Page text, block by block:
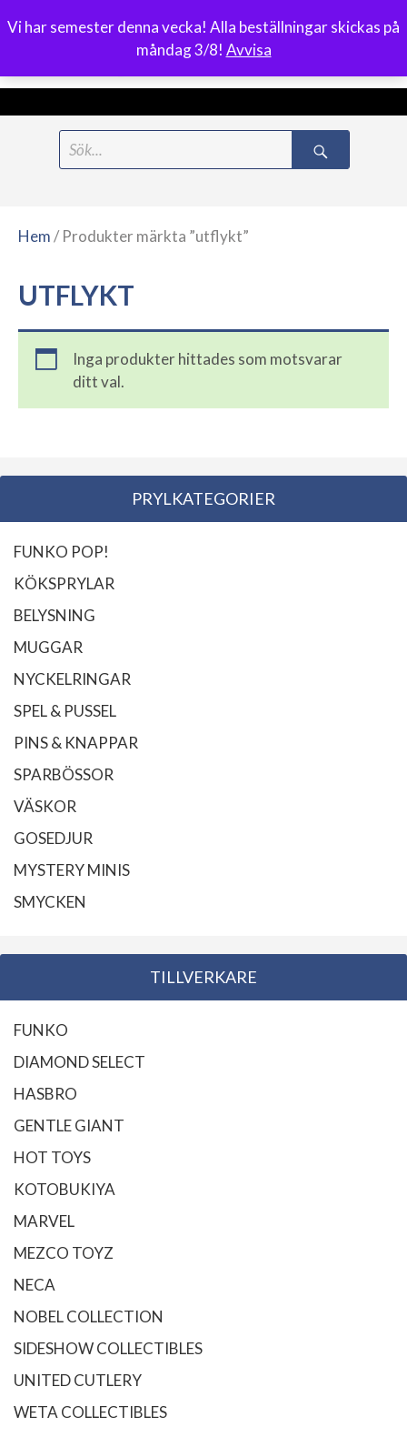
Vi har semester denna vecka! Alla beställningar skickas på
måndag 3/8! Avvisa
0
Meny
Hem/ Produkter märkta ”utflykt”
UTFLYKT
Inga produkter hittades som motsvarar
ditt val.
PRYLKATEGORIER
FUNKO POP!
KÖKSPRYLAR
BELYSNING
MUGGAR
NYCKELRINGAR
SPEL & PUSSEL
PINS & KNAPPAR
SPARBÖSSOR
VÄSKOR
GOSEDJUR
MYSTERY MINIS
SMYCKEN
TILLVERKARE
FUNKO
DIAMOND SELECT
HASBRO
GENTLE GIANT
HOT TOYS
KOTOBUKIYA
MARVEL
MEZCO TOYZ
NECA
NOBEL COLLECTION
SIDESHOW COLLECTIBLES
UNITED CUTLERY
WETA COLLECTIBLES